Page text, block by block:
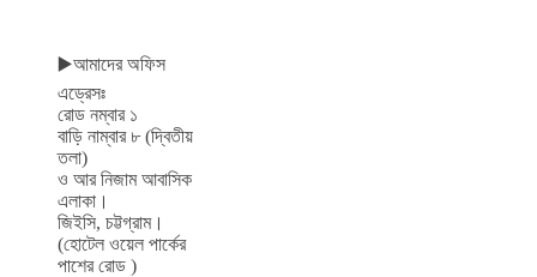
▶️আমাদের অফিস
এড্রেসঃ
রোড নম্বার ১
বাড়ি নাম্বার ৮ (দ্বিতীয়
তলা)
ও আর নিজাম আবাসিক
এলাকা।
জিইসি, চট্টগ্রাম।
(হোটেল ওয়েল পার্কের
পাশের রোড )